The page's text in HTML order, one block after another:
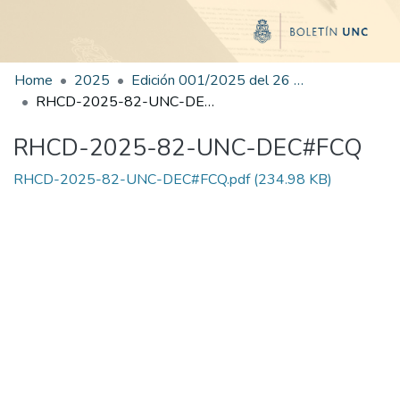
Home 2025
Edición 001/2025 del 26 de mayo de 2025
RHCD-2025-82-UNC-DEC#FCQ
RHCD-2025-82-UNC-DEC#FCQ
RHCD-2025-82-UNC-DEC#FCQ.pdf(234.98 KB)